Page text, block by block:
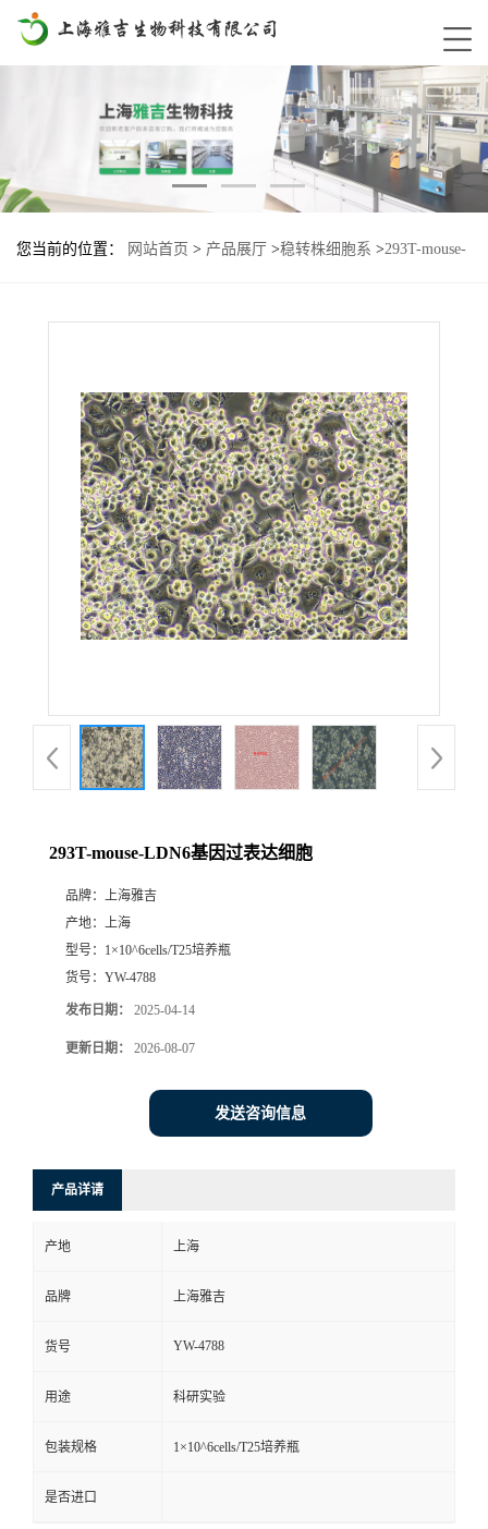
您当前的位置： 网站首页 > 产品展厅 >稳转株细胞系 >293T-mouse-
293T-mouse-LDN6基因过表达细胞
品牌： 上海雅吉
产地： 上海
型号： 1×10^6cells/T25培养瓶
货号： YW-4788
发布日期： 2025-04-14
更新日期： 2026-08-07
发送咨询信息
产品详请
产地 上海
品牌 上海雅吉
货号 YW-4788
用途 科研实验
包装规格 1×10^6cells/T25培养瓶
是否进口